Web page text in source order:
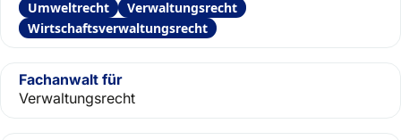
Umweltrecht
Verwaltungsrecht
Wirtschaftsverwaltungsrecht
Fachanwalt für
Verwaltungsrecht